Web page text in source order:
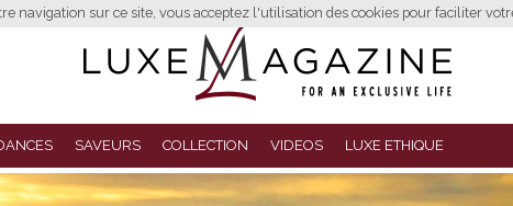
navigation sur ce site, vous acceptez l'utilisation des cookies pour faciliter
SAVEURS COLLECTION VIDEOS LUXE ETHIQUE